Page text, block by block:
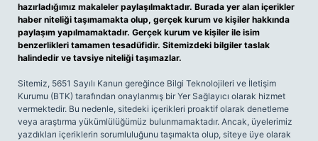
hazırladığımız makaleler paylaşılmaktadır. Burada yer alan içerikler
haber niteliği taşımamakta olup, gerçek kurum ve kişiler hakkında
paylaşım yapılmamaktadır. Gerçek kurum ve kişiler ile isim
benzerlikleri tamamen tesadüfidir. Sitemizdeki bilgiler taslak
halindedir ve tavsiye niteliği taşımazlar.
Sitemiz, 5651 Sayılı Kanun gereğince Bilgi Teknolojileri ve İletişim
Kurumu (BTK) tarafından onaylanmış bir Yer Sağlayıcı olarak hizmet
vermektedir. Bu nedenle, sitedeki içerikleri proaktif olarak denetleme
veya araştırma yükümlülüğümüz bulunmamaktadır. Ancak, üyelerimiz
yazdıkları içeriklerin sorumluluğunu taşımakta olup, siteye üye olarak